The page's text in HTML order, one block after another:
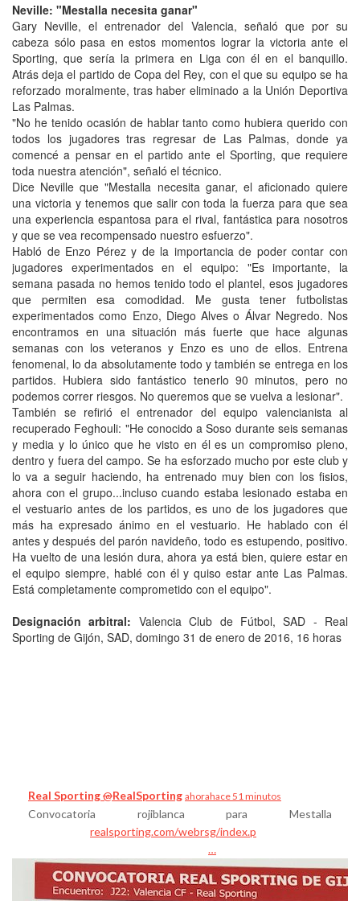
Neville: "Mestalla necesita ganar"
Gary Neville, el entrenador del Valencia, señaló que por su
cabeza sólo pasa en estos momentos lograr la victoria ante el
Sporting, que sería la primera en Liga con él en el banquillo.
Atrás deja el partido de Copa del Rey, con el que su equipo se ha
reforzado moralmente, tras haber eliminado a la Unión Deportiva
Las Palmas.
"No he tenido ocasión de hablar tanto como hubiera querido con
todos los jugadores tras regresar de Las Palmas, donde ya
comencé a pensar en el partido ante el Sporting, que requiere
toda nuestra atención", señaló el técnico.
Dice Neville que "Mestalla necesita ganar, el aficionado quiere
una victoria y tenemos que salir con toda la fuerza para que sea
una experiencia espantosa para el rival, fantástica para nosotros
y que se vea recompensado nuestro esfuerzo".
Habló de Enzo Pérez y de la importancia de poder contar con
jugadores experimentados en el equipo: "Es importante, la
semana pasada no hemos tenido todo el plantel, esos jugadores
que permiten esa comodidad. Me gusta tener futbolistas
experimentados como Enzo, Diego Alves o Álvar Negredo. Nos
encontramos en una situación más fuerte que hace algunas
semanas con los veteranos y Enzo es uno de ellos. Entrena
fenomenal, lo da absolutamente todo y también se entrega en los
partidos. Hubiera sido fantástico tenerlo 90 minutos, pero no
podemos correr riesgos. No queremos que se vuelva a lesionar".
También se refirió el entrenador del equipo valencianista al
recuperado Feghouli: "He conocido a Soso durante seis semanas
y media y lo único que he visto en él es un compromiso pleno,
dentro y fuera del campo. Se ha esforzado mucho por este club y
lo va a seguir haciendo, ha entrenado muy bien con los fisios,
ahora con el grupo...incluso cuando estaba lesionado estaba en
el vestuario antes de los partidos, es uno de los jugadores que
más ha expresado ánimo en el vestuario. He hablado con él
antes y después del parón navideño, todo es estupendo, positivo.
Ha vuelto de una lesión dura, ahora ya está bien, quiere estar en
el equipo siempre, hablé con él y quiso estar ante Las Palmas.
Está completamente comprometido con el equipo".
Designación arbitral: Valencia Club de Fútbol, SAD - Real
Sporting de Gijón, SAD, domingo 31 de enero de 2016, 16 horas
Real Sporting@RealSporting ahorahace 51 minutos
Convocatoria rojiblanca para Mestalla
realsporting.com/webrsg/index.p
…